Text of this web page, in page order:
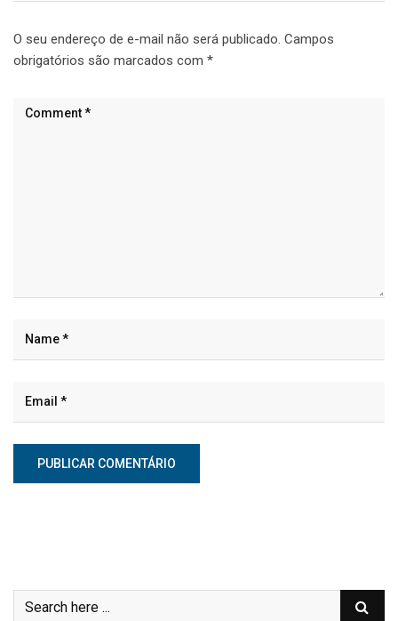
O seu endereço de e-mail não será publicado. Campos
obrigatórios são marcados com *